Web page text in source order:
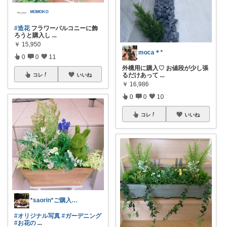
ᴹᴼᴹᴼᴷᴼ
#造花フラワーバルコニーに飾
ろうと購入し ...
￥ 15,950
0 0 11
コレ いいね
*saorin*ご購入感謝です❤︎
#オリジナル写真 #ガーデニング
#お花の ...
moca＊*
外構用に購入♡ お値段が少し張
るだけあって ...
￥ 16,986
0 0 10
コレ いいね